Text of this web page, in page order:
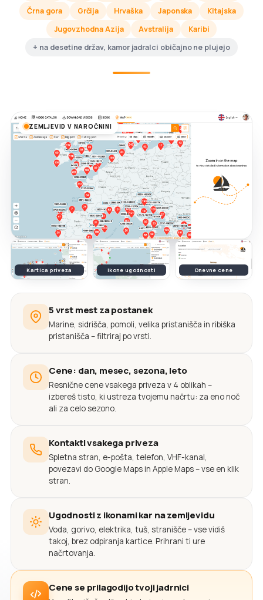
Črna gora
Grčija Hrvaška Japonska
Kitajska
Jugovzhodna Azija
Avstralija
Karibi
+ na desetine držav, kamor jadralci običajno ne plujejo
ZEMLJEVID V NAROČNINI
Kartica priveza Ikone ugodnosti Dnevne cene
5 vrst mest za postanek
Marine, sidrišča, pomoli, velika pristanišča in ribiška
pristanišča – filtriraj po vrsti.
Cene: dan, mesec, sezona, leto
Resnične cene vsakega priveza v 4 oblikah –
izbereš tisto, ki ustreza tvojemu načrtu: za eno noč
ali za celo sezono.
Kontakti vsakega priveza
Spletna stran, e-pošta, telefon, VHF-kanal,
povezavi do Google Maps in Apple Maps – vse en klik
stran.
Ugodnosti z ikonami kar na zemljevidu
Voda, gorivo, elektrika, tuš, stranišče – vse vidiš
takoj, brez odpiranja kartice. Prihrani ti ure
načrtovanja.
Cene se prilagodijo tvoji jadrnici